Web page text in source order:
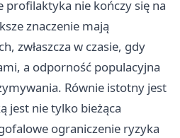
profilaktyka nie kończy się na
znaczenie mają
zwłaszcza w czasie, gdy
a odporność populacyjna
Równie istotny jest
jest nie tylko bieżąca
ograniczenie ryzyka